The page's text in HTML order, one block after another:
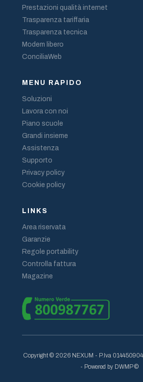
Prestazioni qualità internet
Trasparenza tariffaria
Trasparenza tecnica
Modem libero
ConciliaWeb
MENU RAPIDO
Soluzioni
Lavora con noi
Piano scuole
Grandi insieme
Assistenza
Supporto
Privacy policy
Cookie policy
LINKS
Area riservata
Garanzie
Regole portability
Controlla fattura
Magazine
Copyright © 2026 NEXUM - P.Iva
- Powered by DWMP ©